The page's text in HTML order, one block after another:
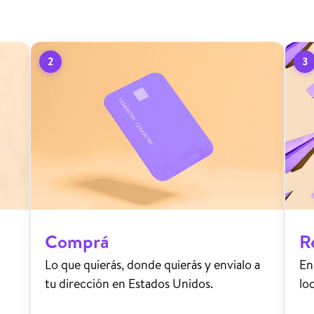
2
Comprá
Lo que quierás, donde quierás y envialo a
tu dirección en Estados Unidos.
3